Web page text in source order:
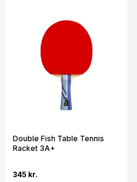
Double Fish Table Tennis
Racket 3A+
345 kr.